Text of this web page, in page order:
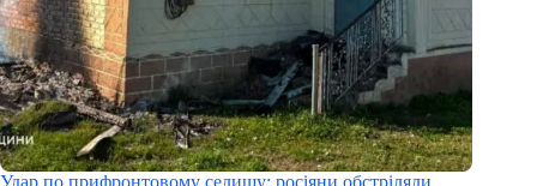
Удар по прифронтовому селищу: росіяни обстріляли